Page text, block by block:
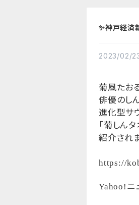
✨神戸経済
2023/02/
菊風たお
俳優のし
進化型サ
「菊しん
紹介され
https://
Yahoo! ニ